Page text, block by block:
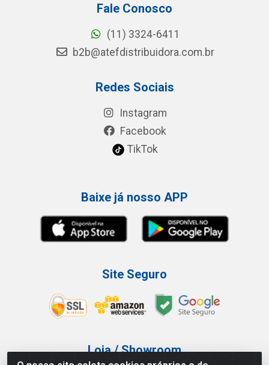
Fale Conosco
(11) 3324-6411
b2b@atefdistribuidora.com.br
Redes Sociais
Instagram
Facebook
TikTok
Baixe já nosso APP
Site Seguro
Loja / Showroom